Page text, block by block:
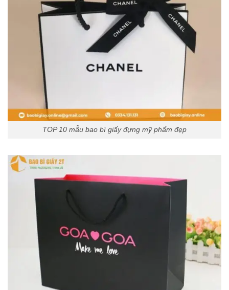
TOP 10 mẫu bao bì giấy đựng mỹ phẩm đẹp